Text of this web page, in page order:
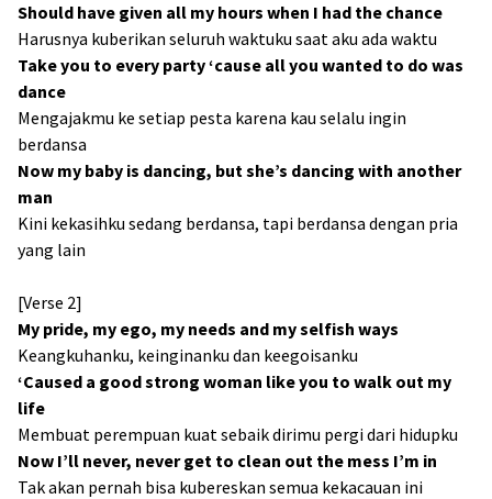
Should have given all my hours when I had the chance
Harusnya kuberikan seluruh waktuku saat aku ada waktu
Take you to every party ‘cause all you wanted to do was
dance
Mengajakmu ke setiap pesta karena kau selalu ingin
berdansa
Now my baby is dancing, but she’s dancing with another
man
Kini kekasihku sedang berdansa, tapi berdansa dengan pria
yang lain
[Verse 2]
My pride, my ego, my needs and my selfish ways
Keangkuhanku, keinginanku dan keegoisanku
‘Caused a good strong woman like you to walk out my
life
Membuat perempuan kuat sebaik dirimu pergi dari hidupku
Now I’ll never, never get to clean out the mess I’m in
Tak akan pernah bisa kubereskan semua kekacauan ini